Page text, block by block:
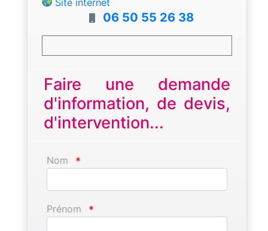
06 50 55 26 38
Faire une demande
d'information, de devis,
d'intervention...
Nom *
Prénom *